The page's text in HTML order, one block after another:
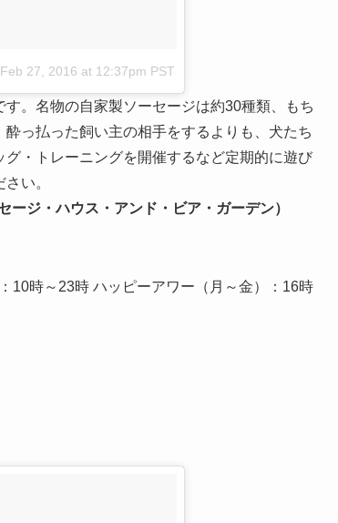
Feb 27, 2016 at 12:37pm PST
。名物の自家製ソーセージは約30種類、もち
っ払った飼い主の相手をするよりも、犬たち
・トレーニングを開催するなど定期的に遊び
い。
ジ・ハウス・アンド・ビア・ガーデン）
時～23時 ハッピーアワー（月～金）：16時